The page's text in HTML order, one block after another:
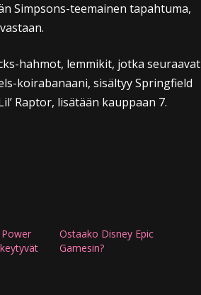
Simpsons-teemainen tapahtuma,
hahmot, lemmikit, jotka seuraavat
koirabanaani, sisältyy Springfield
Raptor, lisätään kauppaan 7.
Ostaako Disney Epic
Gamesin?